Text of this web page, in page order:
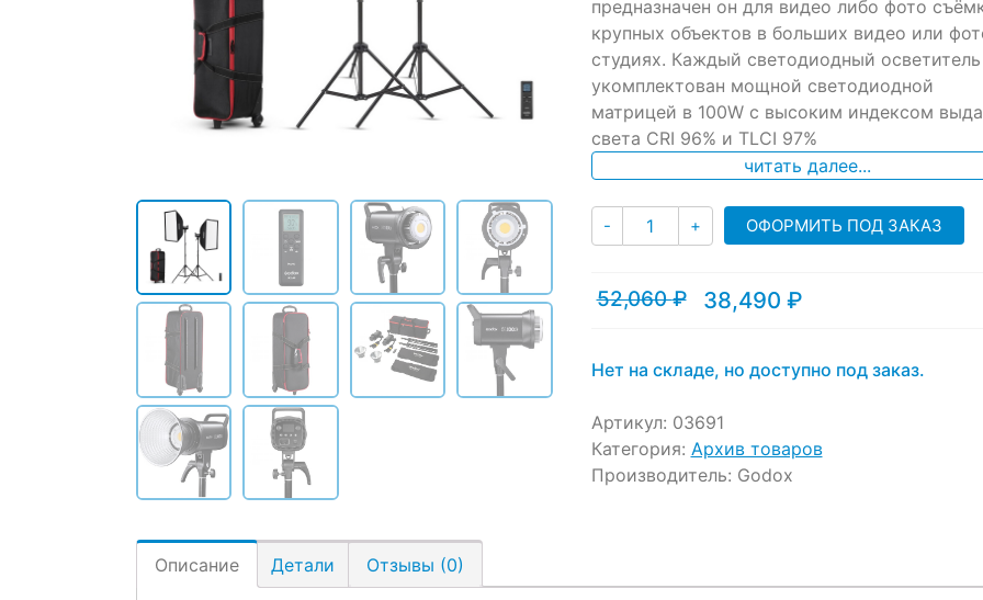
customer
ratings
предназначен он для видео либо фото
крупных объектов в больших видео или
студиях. Каждый светодиодный осветитель
укомплектован мощной светодиодной
матрицей в 100W с высоким индексом
света CRI 96% и TLCI 97%
читать далее...
- Количество
+ ОФОРМИТЬ ПОД ЗАКАЗ
52,060₽
Первоначальная
52,060 ₽.
38,490 ₽
Текущая
Нет на складе, но доступно под заказ.
Артикул: 03691
Категория: Архив товаров
Производитель: Godox
Описание Детали Отзывы (0)